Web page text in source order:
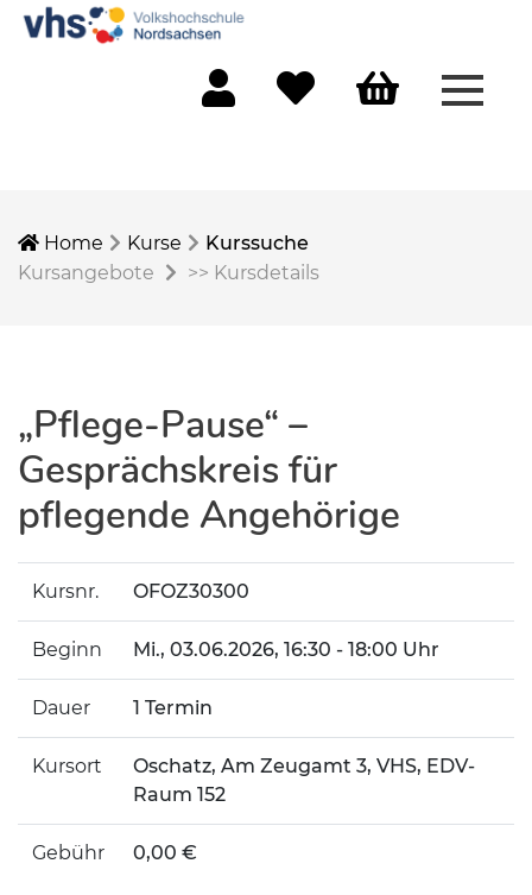
Home Kurse
Kurssuche
Kursangebote
>> Kursdetails
„Pflege-Pause“ –
Gesprächskreis für
pflegende Angehörige
Kursnr. OFOZ30300
Beginn Mi., 03.06.2026, 16:30 - 18:00 Uhr
Dauer 1 Termin
Kursort
Oschatz, Am Zeugamt 3, VHS, EDV-
Raum 152
Gebühr 0,00 €